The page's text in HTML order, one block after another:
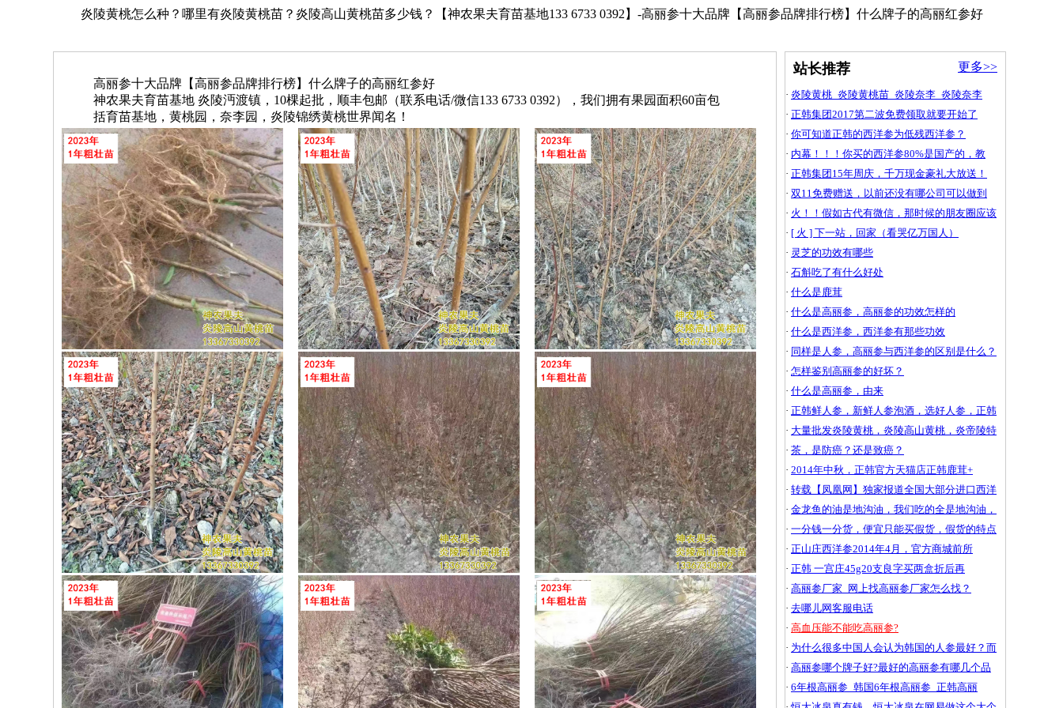
炎陵黄桃怎么种？哪里有炎陵黄桃苗？炎陵高山黄桃苗多少钱？【神农果夫育苗基地133 6733 0392】-高丽参十大品牌【高丽参品牌排行榜】什么牌子的高丽红参好
高丽参十大品牌【高丽参品牌排行榜】什么牌子的高丽红参好
神农果夫育苗基地 炎陵沔渡镇，10棵起批，顺丰包邮（联系电话/微信133 6733 0392），我们拥有果园面积60亩包
括育苗基地，黄桃园，奈李园，炎陵锦绣黄桃世界闻名！
站长推荐 更多>>
· 炎陵黄桃_炎陵黄桃苗_炎陵奈李_炎陵奈李
· 正韩集团2017第二波免费领取就要开始了
· 你可知道正韩的西洋参为低残西洋参？
· 内幕！！！你买的西洋参80%是国产的，教
· 正韩集团15年周庆，千万现金豪礼大放送！
· 双11免费赠送，以前还没有哪公司可以做到
· 火！！假如古代有微信，那时候的朋友圈应该
· [ 火 ] 下一站，回家（看哭亿万国人）
· 灵芝的功效有哪些
· 石斛吃了有什么好处
· 什么是鹿茸
· 什么是高丽参，高丽参的功效怎样的
· 什么是西洋参，西洋参有那些功效
· 同样是人参，高丽参与西洋参的区别是什么？
· 怎样鉴别高丽参的好坏？
· 什么是高丽参，由来
· 正韩鲜人参，新鲜人参泡酒，选好人参，正韩
· 大量批发炎陵黄桃，炎陵高山黄桃，炎帝陵特
· 茶，是防癌？还是致癌？
· 2014年中秋，正韩官方天猫店正韩鹿茸+
· 转载【凤凰网】独家报道全国大部分进口西洋
· 金龙鱼的油是地沟油，我们吃的全是地沟油，
· 一分钱一分货，便宜只能买假货，假货的特点
· 正山庄西洋参2014年4月，官方商城前所
· 正韩 一宫庄45g20支良字买两盒折后再
· 高丽参厂家_网上找高丽参厂家怎么找？
· 去哪儿网客服电话
· 高血压能不能吃高丽参?
· 为什么很多中国人会认为韩国的人参最好？而
· 高丽参哪个牌子好?最好的高丽参有哪几个品
· 6年根高丽参_韩国6年根高丽参_正韩高丽